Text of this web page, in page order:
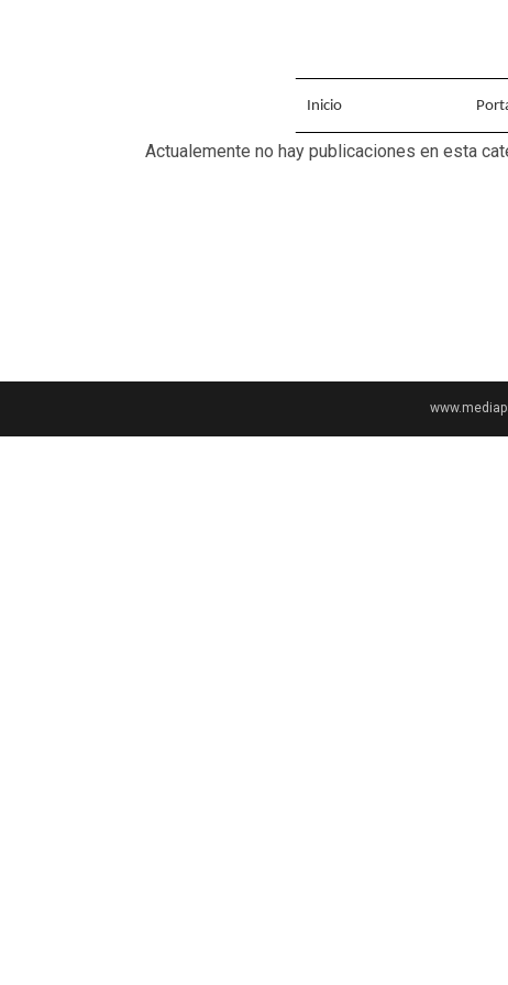
Inicio
Actualemente no hay publicaciones en esta